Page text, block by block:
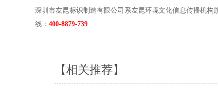
深圳市友昆标识制造有限公司系友昆环境文化信息传播机
线： 400-8879-739
【相关推荐】